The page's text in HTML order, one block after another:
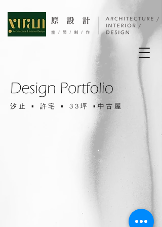
汐止 ▪ 許宅▪ 33坪 ▪中古屋